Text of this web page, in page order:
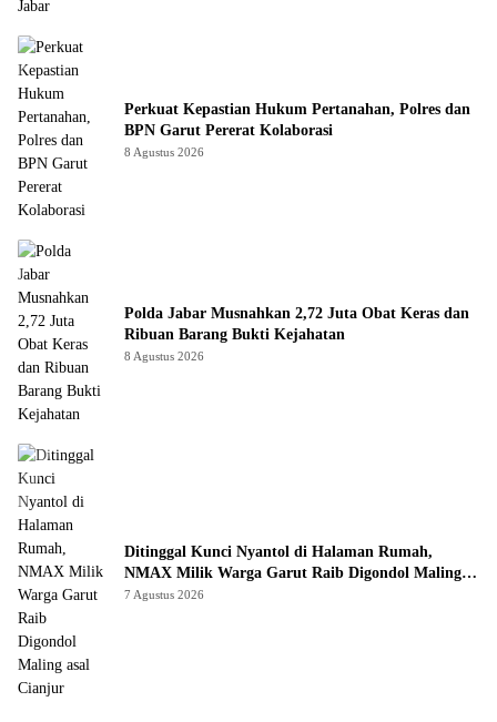
Perkuat Kepastian Hukum Pertanahan, Polres dan
BPN Garut Pererat Kolaborasi
8 Agustus 2026
Polda Jabar Musnahkan 2,72 Juta Obat Keras dan
Ribuan Barang Bukti Kejahatan
8 Agustus 2026
Ditinggal Kunci Nyantol di Halaman Rumah,
NMAX Milik Warga Garut Raib Digondol Maling
asal Cianjur
7 Agustus 2026